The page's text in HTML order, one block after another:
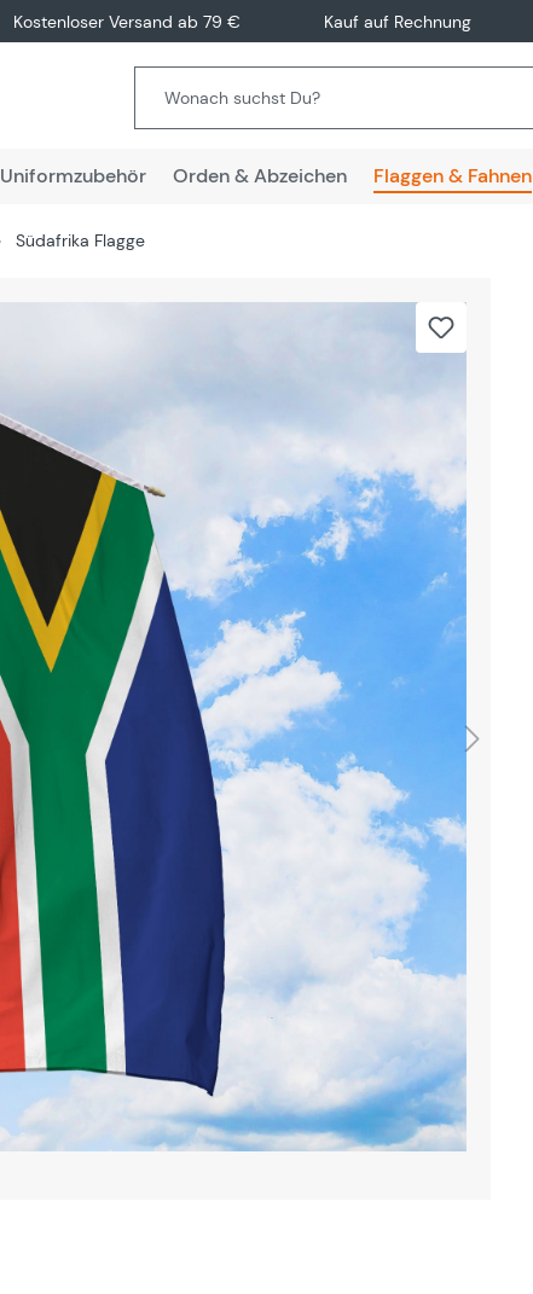
Kostenloser Versand ab 79 € Kauf auf Rechnung
Uniformzubehör Orden & Abzeichen Flaggen & Fahnen
Südafrika Flagge